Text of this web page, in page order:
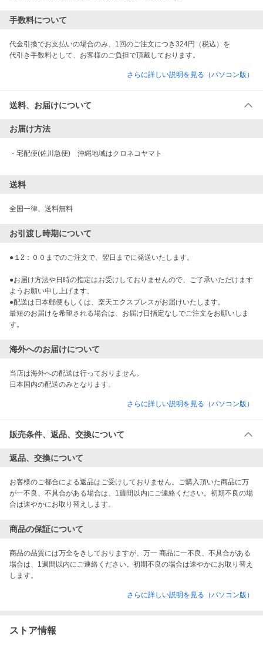
手数料について
代金引換でお支払いの場合のみ、1回のご注文につき324円（税込）を
さらに詳しい説明を見る（パソコン版）
送料、お届けについて
お届け方法
・ 宅配便(佐川急便)　沖縄地域はクロネコヤマト
送料
お引渡し時期について
●１2：００までのご注文で、翌日までに発送いたします。
●お届け方法や日時の指定はお受けしておりませんので、ご了承いただけます
ようお願い申し上げます。
●配送は日本郵便もしくは、楽天エクスプレスがお届けいたします。
最短のお届けを希望される場合は、お届け日指定なしでご注文をお願いしま
す。
海外へのお届けについて
当店は海外への配送は行っておりません。
日本国内の配送のみとなります。
さらに詳しい説明を見る（パソコン版）
販売条件、返品、交換について
返品、交換について
お客様のご都合による返品はご受けしておりません。ご購入頂いた商品に万
が一不良、不具合がある場合は、1週間以内にご連絡ください。初期不良の場
合は速やかにお取り替えします。
商品の保証について
商品の品質には万全をきしておりますが、万一 商品に一不良、不具合がある
場合は、1週間以内にご連絡ください。初期不良の場合は速やかにお取り替え
します。
さらに詳しい説明を見る（パソコン版）
ストア情報